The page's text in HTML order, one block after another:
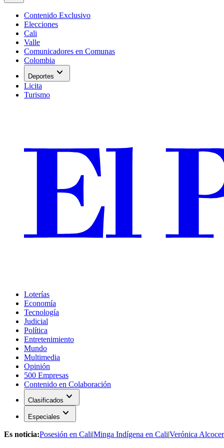
Contenido Exclusivo
Elecciones
Cali
Valle
Comunicadores en Comunas
Colombia
Deportes expand_more
Licita
Turismo
Loterías
Economía
Tecnología
Judicial
Política
Entretenimiento
Mundo
Multimedia
Opinión
500 Empresas
Contenido en Colaboración
Clasificados expand_more
Especiales expand_more
Es noticia:Posesión en Cali|Minga Indígena en Cali|Verónica Alcocer